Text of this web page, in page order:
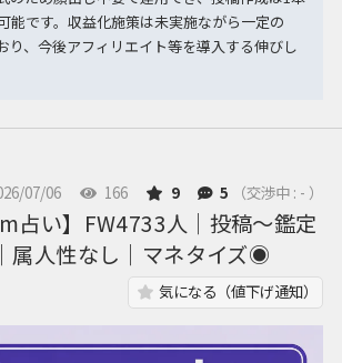
能です。収益化施策は未実施ながら一定の
り、今後アフィリエイト等を導入する伸びし
07/06
166 9 5 （交渉中 : - ）
占い】FW4733人｜投稿〜鑑定
属人性なし｜マネタイズ◉
気になる（値下げ通知）